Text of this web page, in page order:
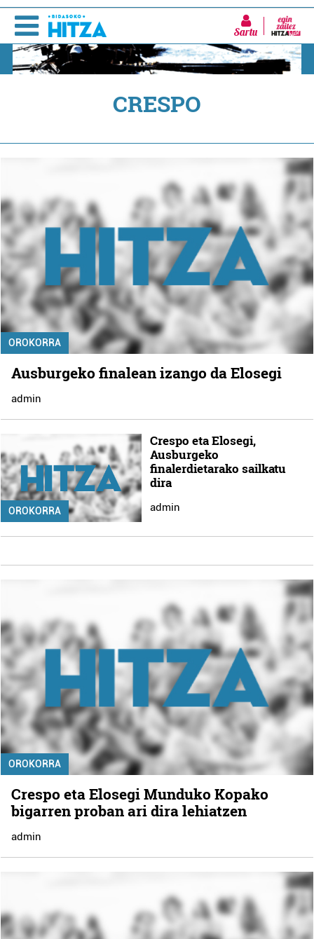
Sartu
CRESPO
OROKORRA
Ausburgeko finalean izango da Elosegi
admin
OROKORRA
Crespo eta Elosegi,
Ausburgeko
finalerdietarako sailkatu
dira
admin
OROKORRA
Crespo eta Elosegi Munduko Kopako
bigarren proban ari dira lehiatzen
admin